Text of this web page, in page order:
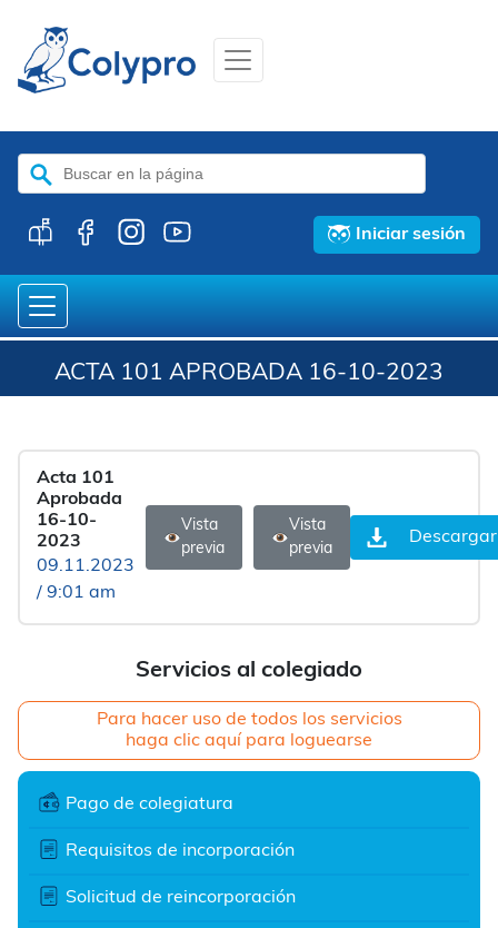
Buscar:
Iniciar sesión
ACTA 101 APROBADA 16-10-2023
Servicios al colegiado
Para hacer uso de todos los servicios
haga clic aquí para loguearse
Pago de colegiatura
Requisitos de incorporación
Solicitud de reincorporación
Acta 101
Aprobada
16-10-
2023
09.11.2023
/ 9:01 am
Vista
previa
Vista
previa
Descargar